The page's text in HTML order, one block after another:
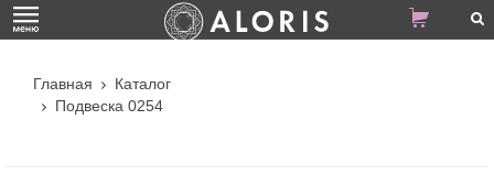
Главная
Каталог
Подвеска 0254